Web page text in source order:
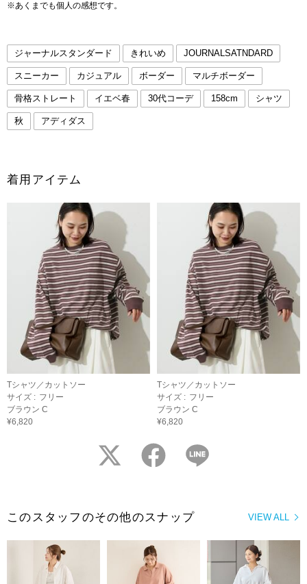
※あくまでも個人の感想です。
ジャーナルスタンダード きれいめ JOURNALSATNDARD
スニーカー カジュアル ボーダー マルチボーダー
骨格ストレート イエベ春 30代コーデ 158cm シャツ
秋 アディダス
着用アイテム
Tシャツ／カットソー
サイズ : フリー
ブラウン C
¥6,820
Tシャツ／カットソー
サイズ : フリー
ブラウン C
¥6,820
twitter facebook
VIEW ALL
このスタッフのその他のスナップ